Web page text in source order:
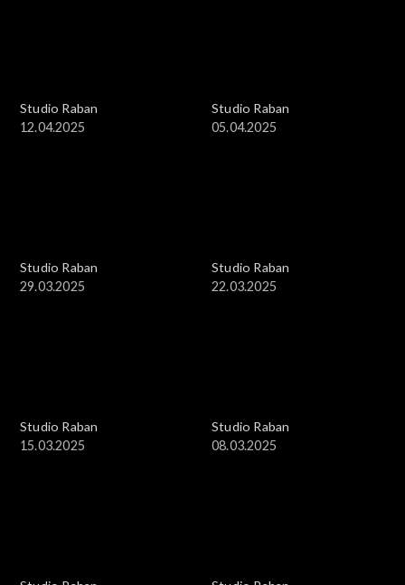
Studio Raban
12.04.2025
Studio Raban
05.04.2025
Studio Raban
29.03.2025
Studio Raban
22.03.2025
Studio Raban
15.03.2025
Studio Raban
08.03.2025